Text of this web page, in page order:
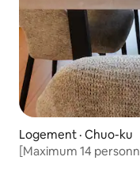
Logement · Chuo-ku
[Maximum 14